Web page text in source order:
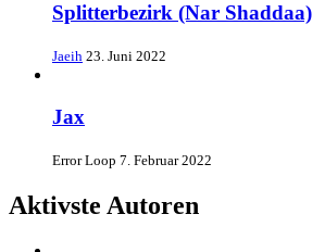
Splitterbezirk (Nar Shaddaa)
Jaeih 23. Juni 2022
Jax
Error Loop 7. Februar 2022
Aktivste Autoren